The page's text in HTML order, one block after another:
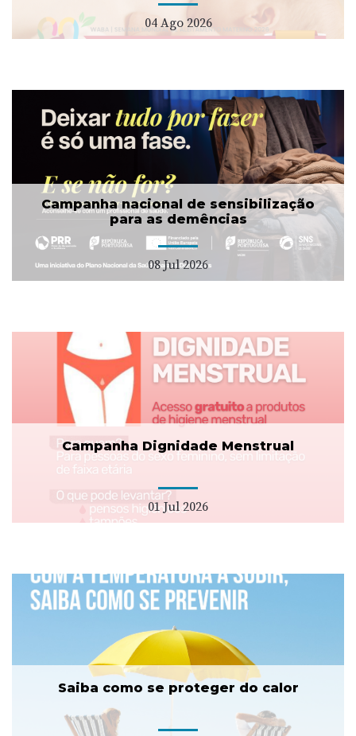
04 Ago 2026
Campanha nacional de sensibilização
para as demências
08 Jul 2026
Campanha Dignidade Menstrual
01 Jul 2026
Saiba como se proteger do calor